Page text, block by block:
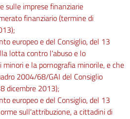
sulle imprese finanziarie
finanziario (termine di
europeo e del Consiglio, del 13
lotta contro l'abuso e lo
e la pornografia minorile, e che
2004/68/GAI del Consiglio
dicembre 2013);
europeo e del Consiglio, del 13
sull'attribuzione, a cittadini di